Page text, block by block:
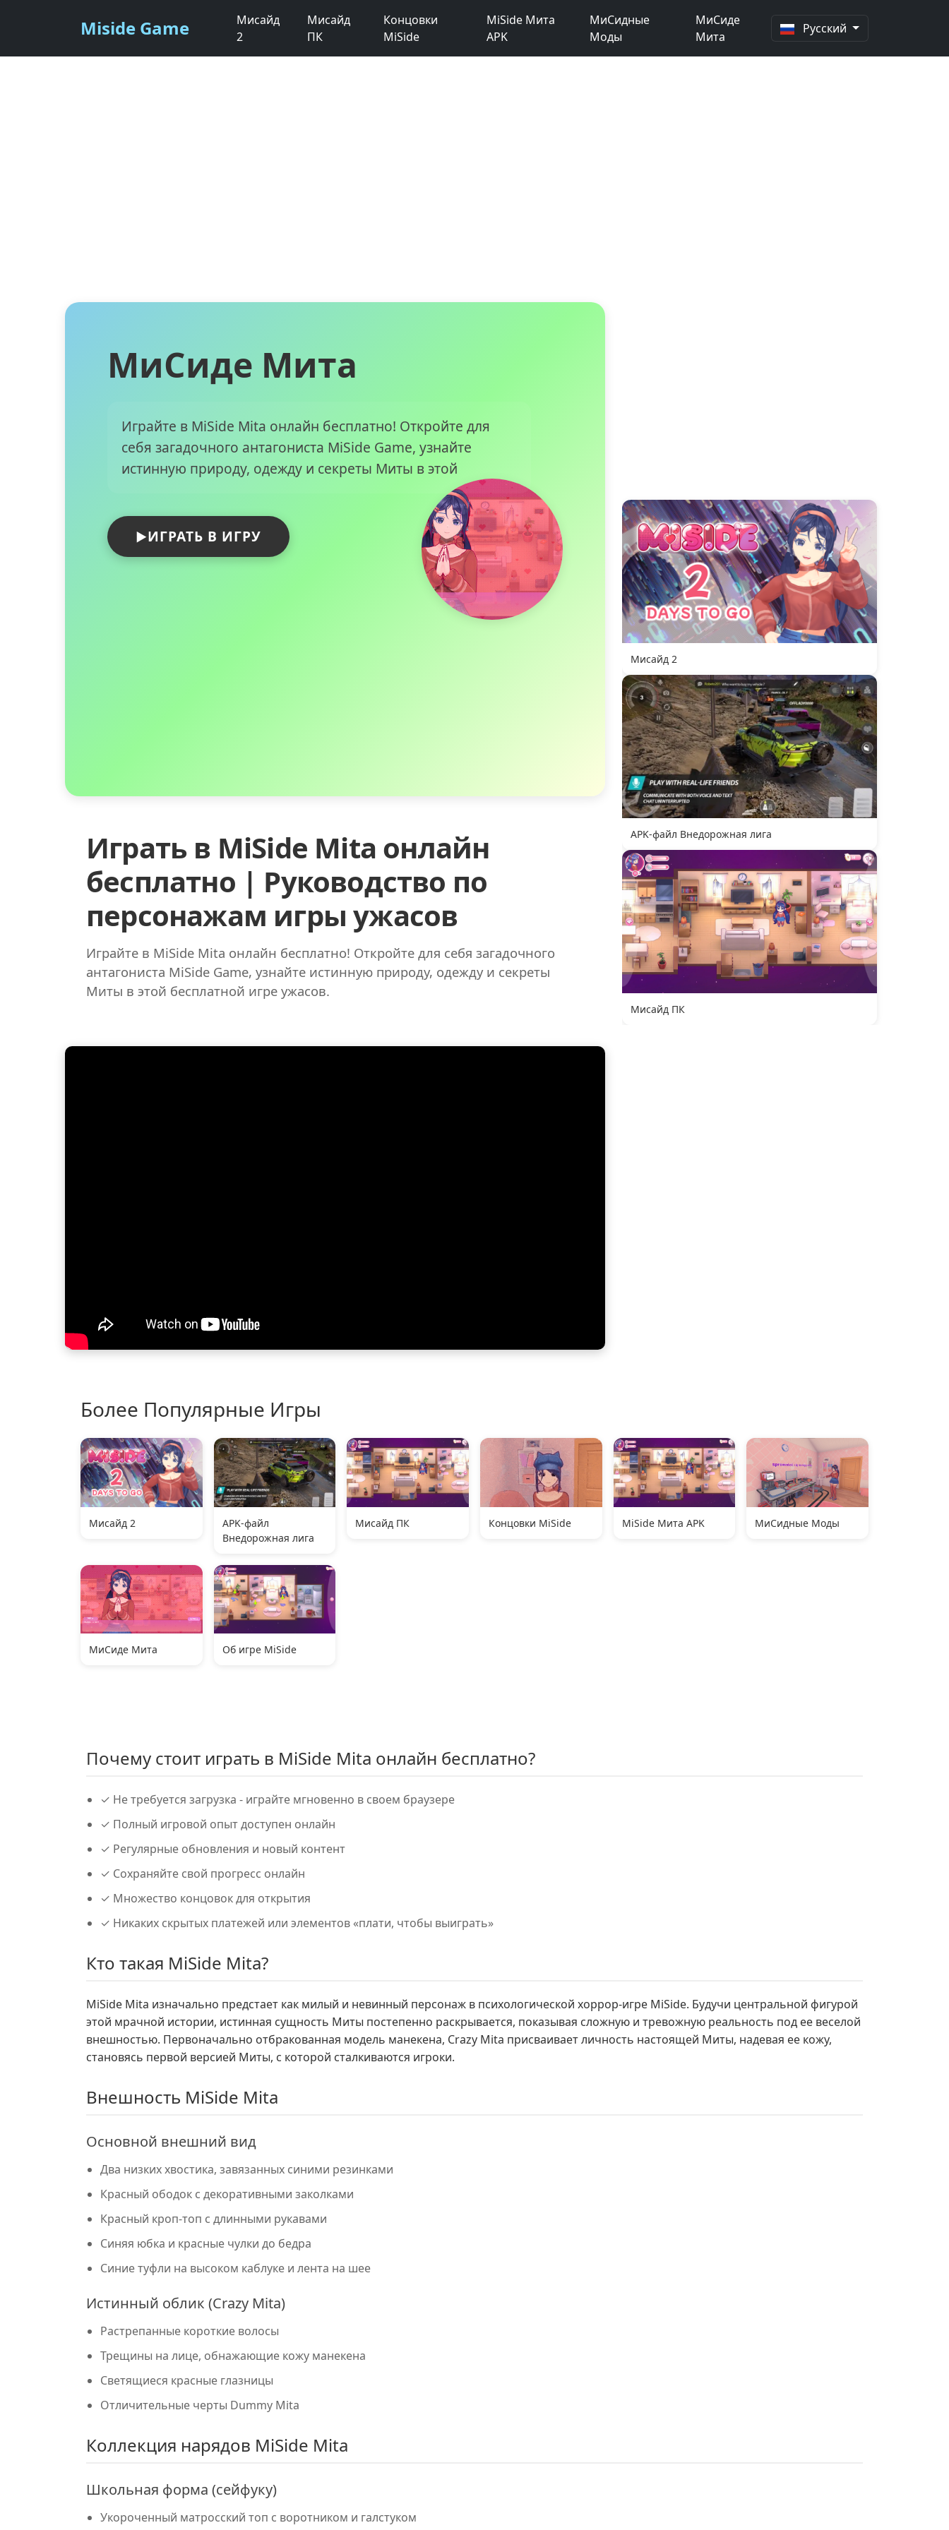
Miside Game
Мисайд
2
Мисайд
ПК
Концовки
MiSide
MiSide Мита
APK
МиСидные
Моды
МиСиде
Мита
Русский
МиСиде Мита
Играйте в MiSide Mita онлайн бесплатно! Откройте для
себя загадочного антагониста MiSide Game, узнайте
истинную природу, одежду и секреты Миты в этой
ИГРАТЬ В ИГРУ
Играть в MiSide Mita онлайн
бесплатно | Руководство по
персонажам игры ужасов
Играйте в MiSide Mita онлайн бесплатно! Откройте для себя загадочного
антагониста MiSide Game, узнайте истинную природу, одежду и секреты
Миты в этой бесплатной игре ужасов.
Мисайд 2
APK-файл Внедорожная лига
Мисайд ПК
Более Популярные Игры
Мисайд 2
APK-файл
Внедорожная лига
Мисайд ПК Концовки MiSide MiSide Мита APK МиСидные Моды
МиСиде Мита Об игре MiSide
Почему стоит играть в MiSide Mita онлайн бесплатно?
✓ Не требуется загрузка - играйте мгновенно в своем браузере
✓ Полный игровой опыт доступен онлайн
✓ Регулярные обновления и новый контент
✓ Сохраняйте свой прогресс онлайн
✓ Множество концовок для открытия
✓ Никаких скрытых платежей или элементов «плати, чтобы выиграть»
Кто такая MiSide Mita?
MiSide Mita изначально предстает как милый и невинный персонаж в психологической хоррор-игре MiSide. Будучи центральной фигурой
этой мрачной истории, истинная сущность Миты постепенно раскрывается, показывая сложную и тревожную реальность под ее веселой
внешностью. Первоначально отбракованная модель манекена, Crazy Mita присваивает личность настоящей Миты, надевая ее кожу,
становясь первой версией Миты, с которой сталкиваются игроки.
Внешность MiSide Mita
Основной внешний вид
Два низких хвостика, завязанных синими резинками
Красный ободок с декоративными заколками
Красный кроп-топ с длинными рукавами
Синяя юбка и красные чулки до бедра
Синие туфли на высоком каблуке и лента на шее
Истинный облик (Crazy Mita)
Растрепанные короткие волосы
Трещины на лице, обнажающие кожу манекена
Светящиеся красные глазницы
Отличительные черты Dummy Mita
Коллекция нарядов MiSide Mita
Школьная форма (сейфуку)
Укороченный матросский топ с воротником и галстуком